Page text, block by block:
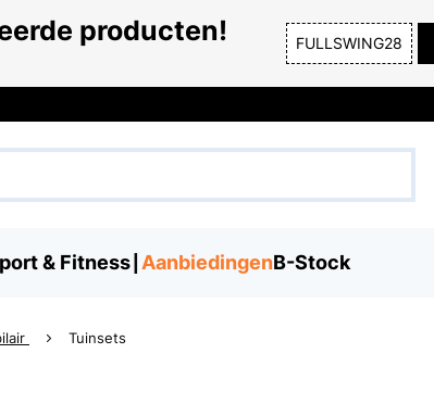
producten! FULLSWING28
& Fitness AanbiedingenB-Stock
Tuinsets